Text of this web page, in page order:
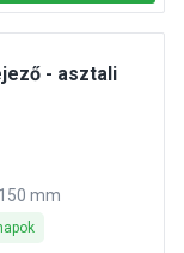
- asztali
mm